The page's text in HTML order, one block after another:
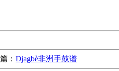
： Djagbè非洲手鼓谱